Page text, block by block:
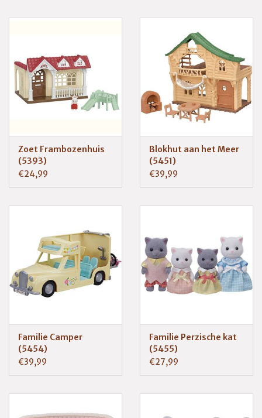
Zoet Frambozenhuis
(5393)
€24,99
Blokhut aan het Meer
(5451)
€39,99
Familie Camper
(5454)
€39,99
Familie Perzische kat
(5455)
€27,99